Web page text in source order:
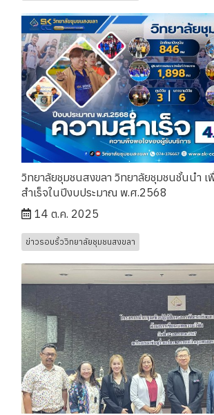
วิทยาลัยชุมชนสงขลา วิทยาลัยชุมชนชั้นนำ เ
สำเร็จในปีงบประมาณ พ.ศ.2568
14 ต.ค. 2025
ข่าวรอบรั้ววิทยาลัยชุมชนสงขลา